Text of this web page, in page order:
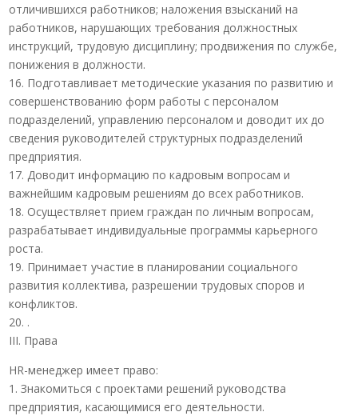
отличившихся работников; наложения взысканий на
работников, нарушающих требования должностных
инструкций, трудовую дисциплину; продвижения по службе,
понижения в должности.
16. Подготавливает методические указания по развитию и
совершенствованию форм работы с персоналом
подразделений, управлению персоналом и доводит их до
сведения руководителей структурных подразделений
предприятия.
17. Доводит информацию по кадровым вопросам и
важнейшим кадровым решениям до всех работников.
18. Осуществляет прием граждан по личным вопросам,
разрабатывает индивидуальные программы карьерного
роста.
19. Принимает участие в планировании социального
развития коллектива, разрешении трудовых споров и
конфликтов.
20. .
III. Права
HR-менеджер имеет право:
1. Знакомиться с проектами решений руководства
предприятия, касающимися его деятельности.